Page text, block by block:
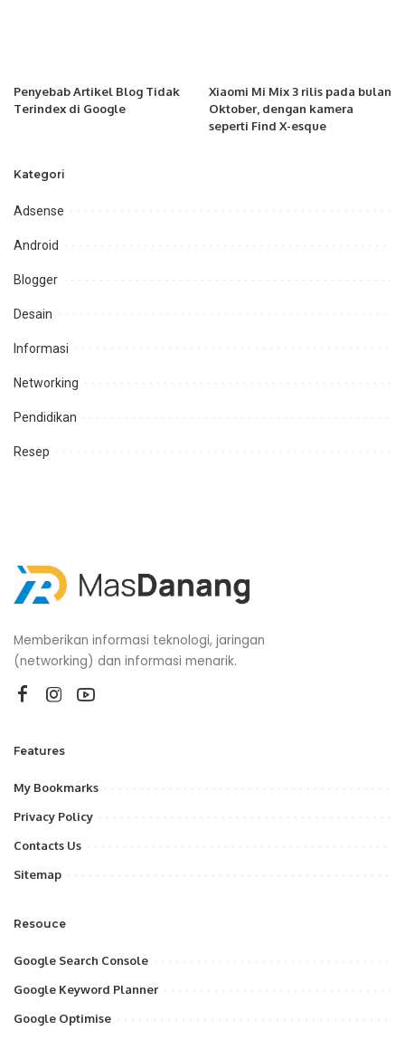
Penyebab Artikel Blog Tidak
Terindex di Google
Xiaomi Mi Mix 3 rilis pada bulan
Oktober, dengan kamera
seperti Find X-esque
Kategori
Adsense
Android
Blogger
Desain
Informasi
Networking
Pendidikan
Resep
Memberikan informasi teknologi, jaringan
(networking) dan informasi menarik.
Features
My Bookmarks
Privacy Policy
Contacts Us
Sitemap
Resouce
Google Search Console
Google Keyword Planner
Google Optimise